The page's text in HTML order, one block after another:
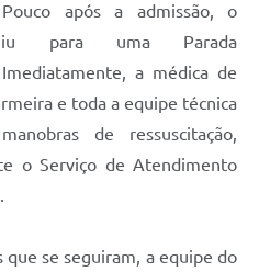
Pouco após a admissão, o
para uma Parada
a médica de
e toda a equipe técnica
de ressuscitação,
o Serviço de Atendimento
se seguiram, a equipe do